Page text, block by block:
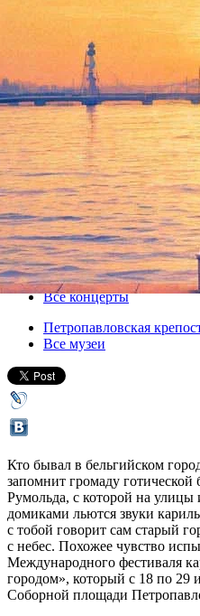
Над Невой
будет звучать
18 июня 2017, воскресенье-
Версия для печати
Все концерты
Петропавловская
Все музеи
Кто бывал в бельгийском
запомнит громаду готической
Румольда, с которой на
домиками льются звуки
с тобой говорит сам старый
с небес. Похожее чувство
Международного фестиваля
городом», который с 18 по 29
Соборной площади